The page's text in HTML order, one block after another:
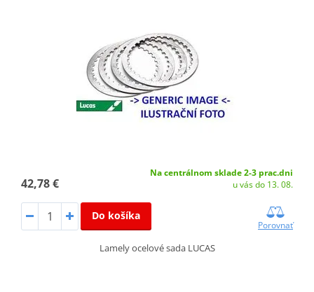
42,78 €
Na centrálnom sklade 2-3 prac.dni
u vás do 13. 08.
Do košíka
Porovnať
Lamely ocelové sada LUCAS